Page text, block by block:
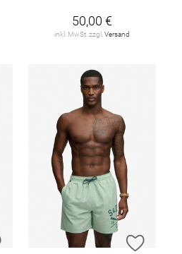
50,00 €
inkl. MwSt. zzgl. Versand
ZUR WUNSCHLISTE HINZUFÜGEN
ZUR